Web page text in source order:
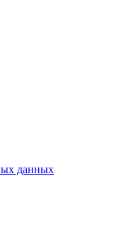
данных